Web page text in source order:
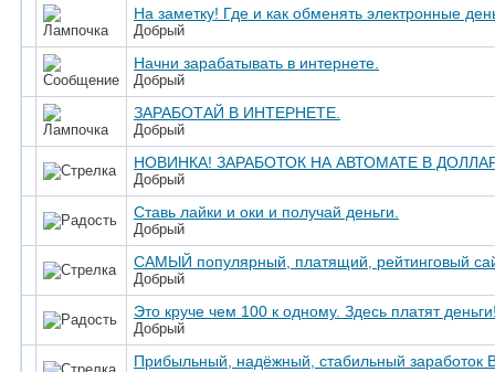
На заметку! Где и как обменять электронные
Добрый
Начни зарабатывать в интернете.
Добрый
ЗАРАБОТАЙ В ИНТЕРНЕТЕ.
Добрый
НОВИНКА! ЗАРАБОТОК НА АВТОМАТЕ В
Добрый
Ставь лайки и оки и получай деньги.
Добрый
САМЫЙ популярный, платящий, рейтинговый
Добрый
Это круче чем 100 к одному. Здесь платят
Добрый
Прибыльный, надёжный, стабильный